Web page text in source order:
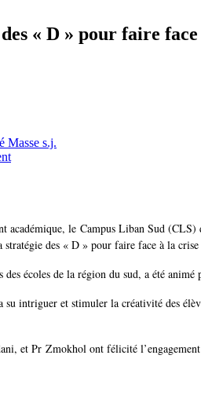
« D » pour faire
Masse s.j.
académique, le Campus Liban Sud
des « D » pour faire face à la
des écoles de la région du sud, a été
intriguer et stimuler la créativité des
et Pr Zmokhol ont félicité